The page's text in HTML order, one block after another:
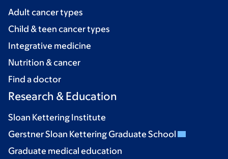
Adult cancer types
Child & teen cancer types
Integrative medicine
Nutrition & cancer
Find a doctor
Research & Education
Sloan Kettering Institute
Gerstner Sloan Kettering Graduate School
Graduate medical education